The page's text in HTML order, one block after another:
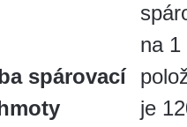
spárovací
na 1
je